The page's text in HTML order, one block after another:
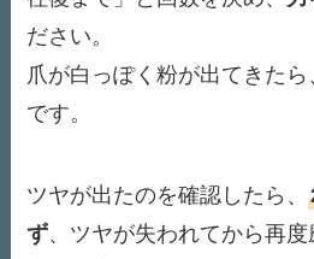
ださい。
爪が白っぽく粉が出てきた
です。
ツヤが出たのを確認したら、
ず、ツヤが失われてから再